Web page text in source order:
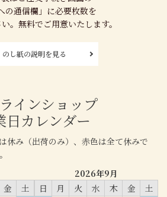
の通信欄」に必要枚数を
。無料でご用意いたします。
のし紙の説明を見る
インショップ
日カレンダー
休み（出荷のみ）、赤色は全て休みで
金
土
2026年9月
日
月 火 水 木 金
土